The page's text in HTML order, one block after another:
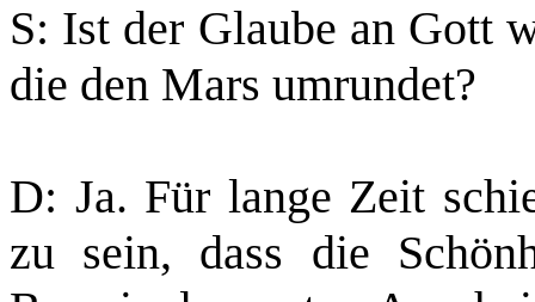
S: Ist der Glaube an Gott
die den Mars umrundet?
D: Ja. Für lange Zeit
zu sein, dass die